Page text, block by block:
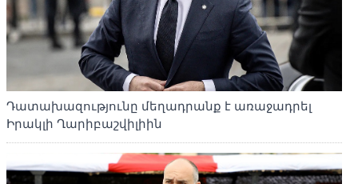
Դատախազությունը մեղադրանք է առաջադրել
Իրակլի Ղարիբաշվիլիին